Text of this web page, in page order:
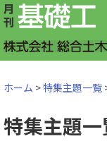
ホーム >特集主題一覧
特集主題一